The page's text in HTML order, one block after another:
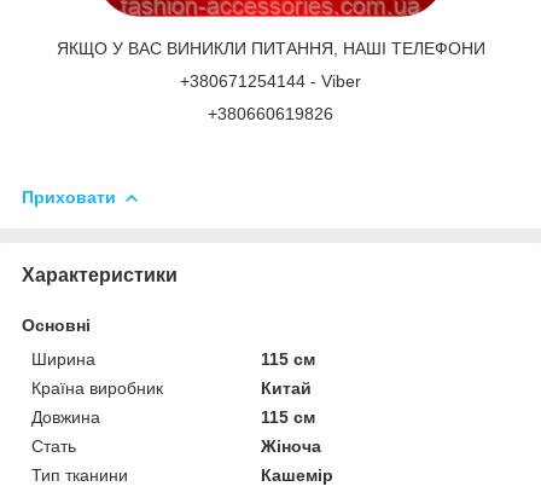
ЯКЩО У ВАС ВИНИКЛИ ПИТАННЯ, НАШІ ТЕЛЕФОНИ
+380671254144 - Viber
+380660619826
Приховати
Характеристики
Основні
Ширина
115 см
Країна виробник
Китай
Довжина
115 см
Стать
Жіноча
Тип тканини
Кашемір